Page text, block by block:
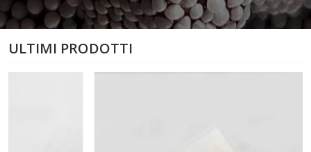
ULTIMI PRODOTTI